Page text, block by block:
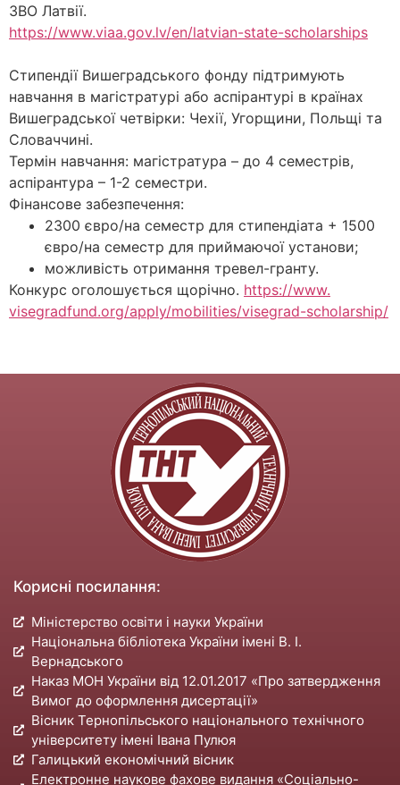
ЗВО Латвії.
https://www.viaa.gov.lv/en/latvian-state-scholarships
Стипендії Вишеградського фонду підтримують
навчання в магістратурі або аспірантурі в країнах
Вишеградської четвірки: Чехії, Угорщини, Польщі та
Словаччині.
Термін навчання: магістратура – до 4 семестрів,
аспірантура – 1-2 семестри.
Фінансове забезпечення:
2300 євро/на семестр для стипендіата + 1500
євро/на семестр для приймаючої установи;
можливість отримання тревел-гранту.
Конкурс оголошується щорічно. https://www.
visegradfund.org/apply/mobilities/visegrad-scholarship/
Корисні посилання:
Міністерство освіти і науки України
Національна бібліотека України імені В. І.
Вернадського
Наказ МОН України від 12.01.2017 «Про затвердження
Вимог до оформлення дисертації»
Вісник Тернопільського національного технічного
університету імені Івана Пулюя
Галицький економічний вісник
Електронне наукове фахове видання «Соціально-